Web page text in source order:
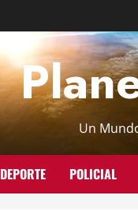
Un
DEPORTE POLICIAL